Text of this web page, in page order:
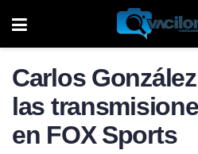
Carlos
las
en FOX Sports